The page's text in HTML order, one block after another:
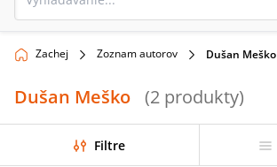
Zachej Zoznam autorov Dušan Meško
Dušan Meško (2 produkty)
Filtre